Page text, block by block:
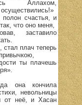
Аллахом,
счастья, и
что оно меня,
заставило
стал плач теперь
ты плачешь
она кончила
невольницы
от неё, и Хасан